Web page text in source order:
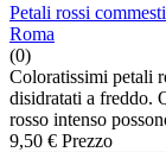
Petali rossi
Roma
(0)
Coloratissimi petali
disidratati a freddo.
rosso intenso
9,50 € Prezzo